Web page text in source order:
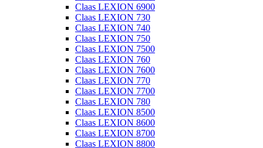
Claas LEXION 6900
Claas LEXION 730
Claas LEXION 740
Claas LEXION 750
Claas LEXION 7500
Claas LEXION 760
Claas LEXION 7600
Claas LEXION 770
Claas LEXION 7700
Claas LEXION 780
Claas LEXION 8500
Claas LEXION 8600
Claas LEXION 8700
Claas LEXION 8800